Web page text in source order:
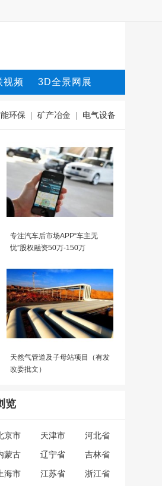
视频 3D全景网展
环保 | 矿产冶金 | 电气设备
专注汽车后市场APP“车主无
忧”股权融资50万-150万
天然气管道及子母站项目（有发
改委批文）
览
京市 天津市
河北省
蒙古 辽宁省
吉林省
上海市 江苏省
浙江省